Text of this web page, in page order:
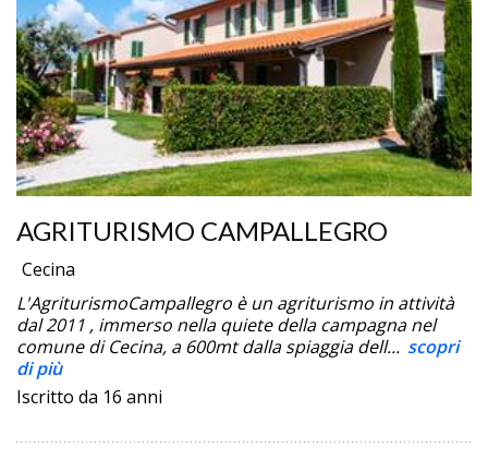
AGRITURISMO CAMPALLEGRO
Cecina
L'AgriturismoCampallegro è un agriturismo in attività
dal 2011 , immerso nella quiete della campagna nel
comune di Cecina, a 600mt dalla spiaggia dell... scopri
di più
Iscritto da 16 anni